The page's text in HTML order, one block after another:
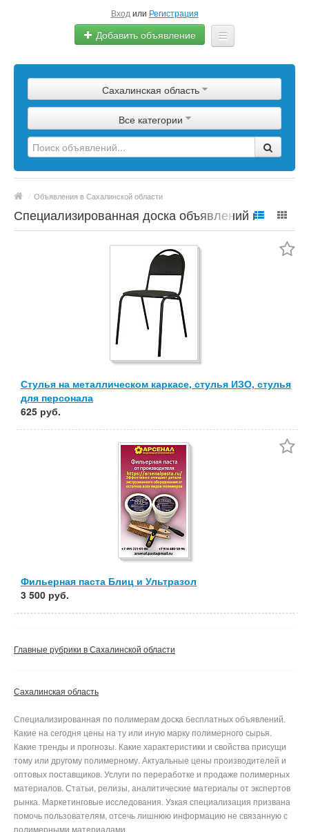
Вход или Регистрация
Добавить объявление
Сырье
Изделия
Оборудование
Еще
Сахалинская область
Все категории
/ Объявления в Сахалинской области
Специализированная доска объявлений по
Стулья на металлическом каркасе, стулья ИЗО, стулья
для персонала
625 руб.
Фильерная паста Блиц и Ультразол
3 500 руб.
Главные рубрики в Сахалинской области
Сахалинская область
Специализированная по полимерам доска бесплатных объявлений.
Какие на сегодня цены на ту или иную марку полимерного сырья.
Какие тренды и прогнозы. Какие характеристики и свойства присущи
тому или другому полимерному. Актуальные цены производителей и
оптовых поставщиков. Услуги по переработке и продаже полимерных
материалов. Статьи, релизы, аналитические материалы от экспертов
рынка. Маркетинговые исследования. Узкая специализация призвана
помочь пользователям, отсечь лишнюю информацию не связанную с
полимерными материалами